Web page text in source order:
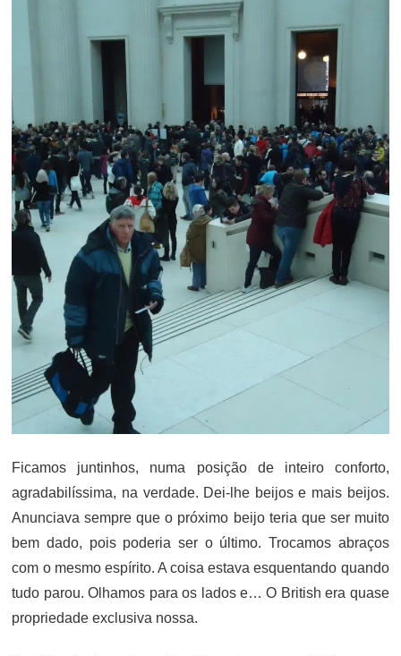
Ficamos juntinhos, numa posição de inteiro conforto,
agradabilíssima, na verdade. Dei-lhe beijos e mais beijos.
Anunciava sempre que o próximo beijo teria que ser muito
bem dado, pois poderia ser o último. Trocamos abraços
com o mesmo espírito. A coisa estava esquentando quando
tudo parou. Olhamos para os lados e… O British era quase
propriedade exclusiva nossa.